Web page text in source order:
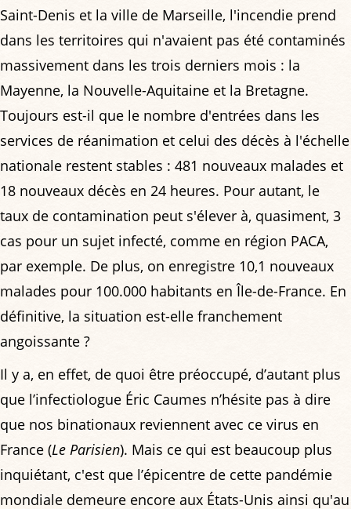
Saint-Denis et la ville de Marseille, l'incendie prend
dans les territoires qui n'avaient pas été contaminés
massivement dans les trois derniers mois : la
Mayenne, la Nouvelle-Aquitaine et la Bretagne.
Toujours est-il que le nombre d'entrées dans les
services de réanimation et celui des décès à l'échelle
nationale restent stables : 481 nouveaux malades et
18 nouveaux décès en 24 heures. Pour autant, le
taux de contamination peut s'élever à, quasiment, 3
cas pour un sujet infecté, comme en région PACA,
par exemple. De plus, on enregistre 10,1 nouveaux
malades pour 100.000 habitants en Île-de-France. En
définitive, la situation est-elle franchement
angoissante ?
Il y a, en effet, de quoi être préoccupé, d’autant plus
que l’infectiologue Éric Caumes n’hésite pas à dire
que nos binationaux reviennent avec ce virus en
France (Le Parisien). Mais ce qui est beaucoup plus
inquiétant, c'est que l’épicentre de cette pandémie
mondiale demeure encore aux États-Unis ainsi qu'au